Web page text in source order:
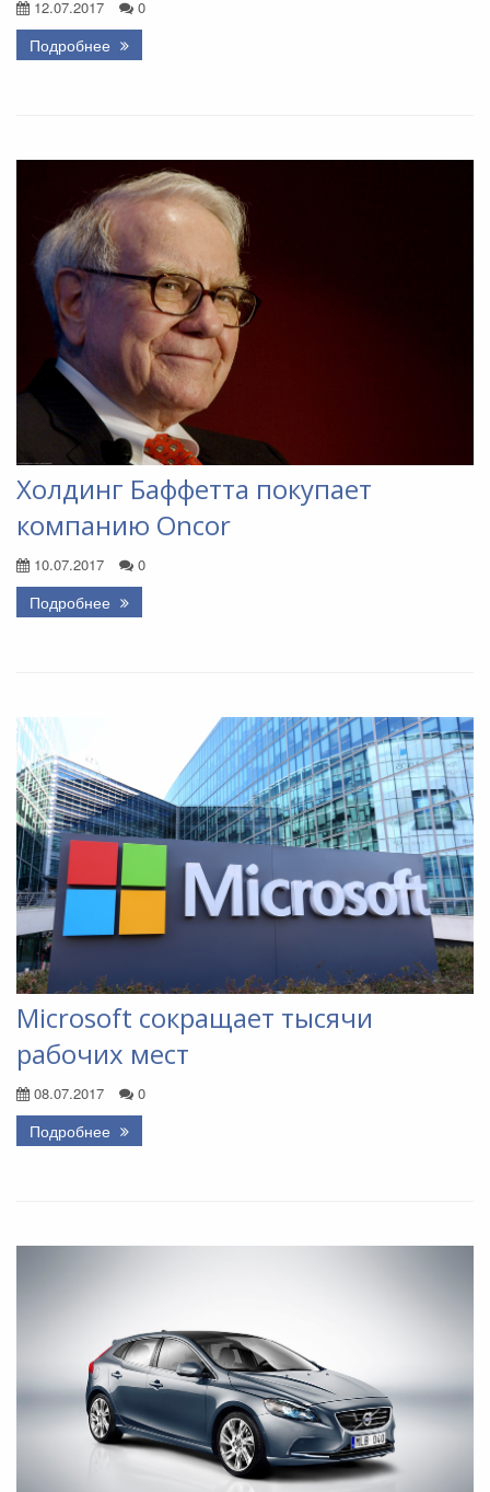
12.07.2017 0
Подробнее
Холдинг Баффетта покупает
компанию Oncor
10.07.2017 0
Подробнее
Microsoft сокращает тысячи
рабочих мест
08.07.2017 0
Подробнее